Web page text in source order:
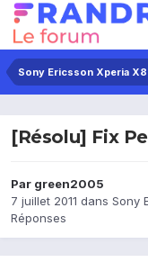
[Résolu] Fix
Par green2005
7 juillet 2011 dans Sony
Réponses